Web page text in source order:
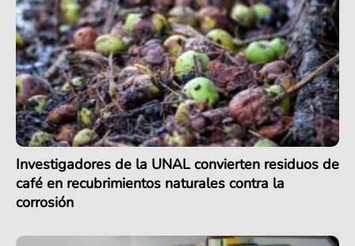
Investigadores de la UNAL convierten residuos de
café en recubrimientos naturales contra la
corrosión